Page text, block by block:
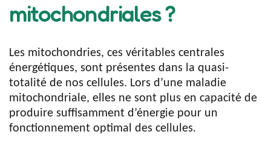
mitochondriales ?
Les mitochondries, ces véritables centrales
énergétiques, sont présentes dans la quasi-
totalité de nos cellules. Lors d’une maladie
mitochondriale, elles ne sont plus en capacité de
produire suffisamment d’énergie pour un
fonctionnement optimal des cellules.